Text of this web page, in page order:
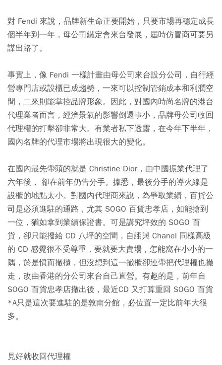
對 Fendi 來說，品牌新生命正要開始，只要市場再穩定成長
個半年到一年，母公司鐵定會來台發展，屆時仿冒商可要另
謀出路了。
事實上，像 Fendi 一樣計畫由母公司來台設分公司，自行經
營專門店或設櫃已成趨勢，一來可以控制管銷成本和利潤空
間，二來則能掌控品牌形象。因此，對國內時尚名牌的港台
代理業者而言，經濟景氣的影響倒還事小，品牌母公司收回
代理權的打擊卻非常大。有業者私下透露，在今年下半年，
國內名牌的代理市場將出現很大的變化。
在國內最先帶頭的就是 Christine Dior，由中國振業代理了
六年後， 卻在前年仍告分手。據悉，最後分手的導火線是
設櫃的地點太小。對國內代理商來說，為爭取業績，百貨公
司是必須進駐的通路，尤其 SOGO 百貨忠孝店，如能搶到
一位，猶如拿到業績保證書。可是講究坪效的 SOGO 百
貨，卻只能撥給 CD 八坪的空間，自詡與 Chanel 同樣高級
的 CD 感覺很不受尊重，要就要大賣場，怎能窩在小小的一
隅，於是憤而撤櫃，但沒想到這一撤櫃卻連帶把代理權也撤
走，改由香港的分公司來台自己直營。有趣的是，前年自
SOGO 百貨忠孝店撤出後，最近CD 又打算重回 SOGO 百貨
*A只是這次要進駐的是敦南分館，必位置一定比前年大很
多。
見好就收回代理權